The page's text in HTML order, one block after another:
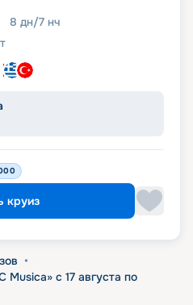
8 дн/7 нч
круиз
•
Musica» с 17 августа по